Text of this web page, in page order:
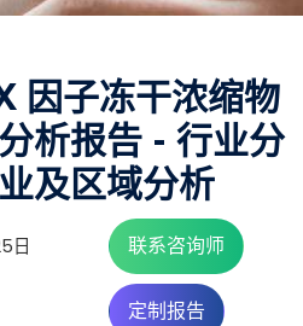
因子冻干浓缩物
析报告 - 行业分
及区域分析
日 联系咨询师
定制报告